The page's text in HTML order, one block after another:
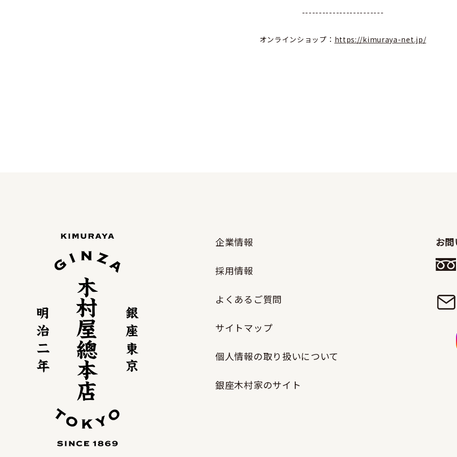
------------------------
オンラインショップ： https://kimuraya-net.jp/
企業情報
採用情報
よくあるご質問
サイトマップ
個人情報の取り扱いについて
銀座木村家のサイト
お